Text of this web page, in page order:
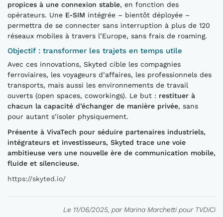
propices à une connexion stable, en fonction des
opérateurs. Une E-SIM intégrée – bientôt déployée –
permettra de se connecter sans interruption à plus de 120
réseaux mobiles à travers l’Europe, sans frais de roaming.
Objectif : transformer les trajets en temps utile
Avec ces innovations, Skyted cible les compagnies
ferroviaires, les voyageurs d’affaires, les professionnels des
transports, mais aussi les environnements de travail
ouverts (open spaces, coworkings). Le but : restituer à
chacun la capacité d’échanger de manière privée, sans
pour autant s’isoler physiquement.
Présente à VivaTech pour séduire partenaires industriels,
intégrateurs et investisseurs, Skyted trace une voie
ambitieuse vers une nouvelle ère de communication mobile,
fluide et silencieuse.
https://skyted.io/
Le 11/06/2025, par Marina Marchetti pour TVDiCi